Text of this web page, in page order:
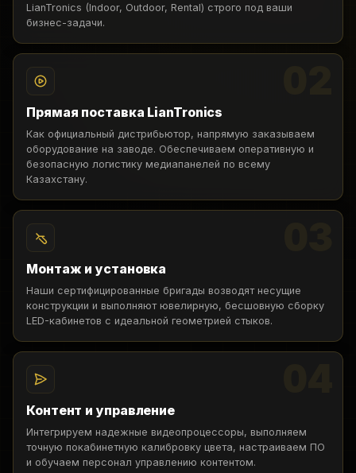
LianTronics (Indoor, Outdoor, Rental) строго под ваши
бизнес-задачи.
Прямая поставка LianTronics
Как официальный дистрибьютор, напрямую заказываем
оборудование на заводе. Обеспечиваем оперативную и
безопасную логистику медиапанелей по всему
Казахстану.
Монтаж и установка
Наши сертифицированные бригады возводят несущие
конструкции и выполняют ювелирную, бесшовную сборку
LED-кабинетов с идеальной геометрией стыков.
Контент и управление
Интегрируем надежные видеопроцессоры, выполняем
точную покабинетную калибровку цвета, настраиваем ПО
и обучаем персонал управлению контентом.